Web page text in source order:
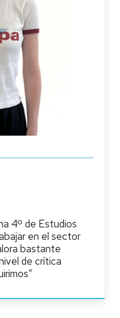
4º de Estudios
en el sector
bastante
de crítica